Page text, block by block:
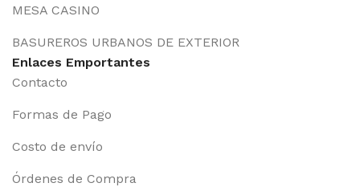
MESA CASINO
BASUREROS URBANOS DE EXTERIOR
Enlaces Emportantes
Contacto
Formas de Pago
Costo de envío
Órdenes de Compra